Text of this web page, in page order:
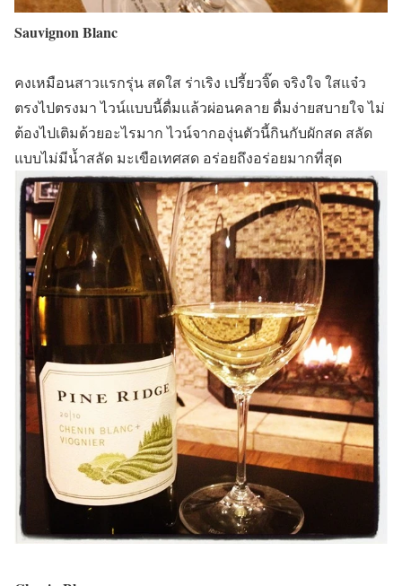
Sauvignon Blanc
คงเหมือนสาวแรกรุ่น สดใส ร่าเริง เปรี้ยวจิ๊ด จริงใจ ใสแจ๋ว
ตรงไปตรงมา ไวน์แบบนี้ดื่มแล้วผ่อนคลาย ดื่มง่ายสบายใจ ไม่
ต้องไปเติมด้วยอะไรมาก ไวน์จากองุ่นตัวนี้กินกับผักสด สลัด
แบบไม่มีน้ำสลัด มะเขือเทศสด อร่อยถึงอร่อยมากที่สุด